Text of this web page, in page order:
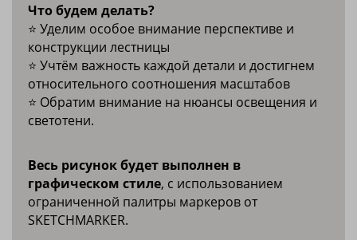
Что будем делать?
⭐️ Уделим особое внимание перспективе и
конструкции лестницы
⭐️ Учтём важность каждой детали и достигнем
относительного соотношения масштабов
⭐️ Обратим внимание на нюансы освещения и
светотени.
Весь рисунок будет выполнен в
графическом стиле, с использованием
ограниченной палитры маркеров от
SKETCHMARKER.